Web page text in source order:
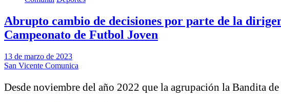
Abrupto cambio de decisiones por parte de la
Campeonato de Futbol Joven
13 de marzo de 2023
San Vicente Comunica
Desde noviembre del año 2022 que la agrupación la Bandita